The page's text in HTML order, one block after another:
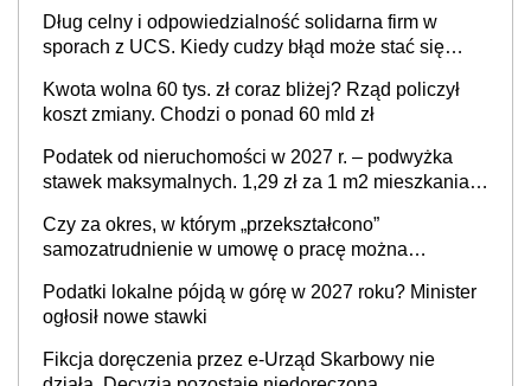
Dług celny i odpowiedzialność solidarna firm w
sporach z UCS. Kiedy cudzy błąd może stać się
Kwota wolna 60 tys. zł coraz bliżej? Rząd policzył
koszt zmiany. Chodzi o ponad 60 mld zł
Podatek od nieruchomości w 2027 r. – podwyżka
stawek maksymalnych. 1,29 zł za 1 m2 mieszkania,
prowadzeniem działalności gospodarczej
Czy za okres, w którym „przekształcono”
samozatrudnienie w umowę o pracę można
cywilnoprawnej jedynym racjonalnym wyjściem
Podatki lokalne pójdą w górę w 2027 roku? Minister
ogłosił nowe stawki
Fikcja doręczenia przez e-Urząd Skarbowy nie